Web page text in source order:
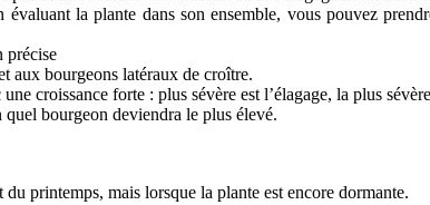
la plante dans son ensemble, vous pouvez
précise
aux bourgeons latéraux de croître.
croissance forte : plus sévère est l’élagage, la plus
bourgeon deviendra le plus élevé.
printemps, mais lorsque la plante est encore dormante.